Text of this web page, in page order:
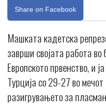
Share on Facebook
Машката кадетска
заврши својата работа
Европското првенство, и
Турција со 29-27 во
разигрувањето за